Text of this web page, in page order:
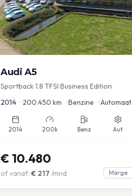
Audi A5
Sportback 1.8 TFSI Business Edition
2014 •200.450 km •Benzine •Automaat
2014 200k Benz Aut
€ 10.480
of vanaf: € 217 /mnd Marge